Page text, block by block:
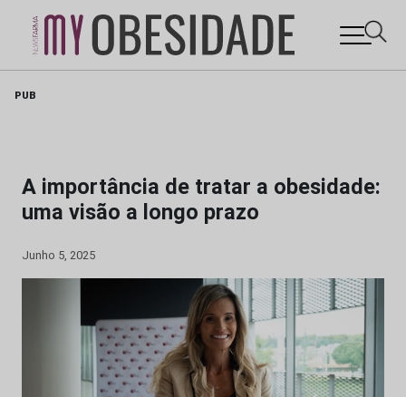
PUB
A importância de tratar a obesidade:
uma visão a longo prazo
Junho 5, 2025